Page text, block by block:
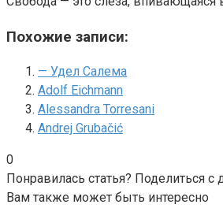
Похожие записи:
— Удел Салема
Adolf Eichmann
Alessandra Torresani
Andrej Grubačić
0
Понравилась статья? Поделиться с
Вам также может быть интересно